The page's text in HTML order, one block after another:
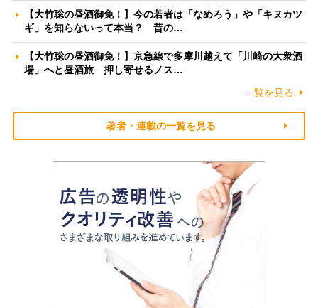
【大竹聡の昼酒御免！】今の若者は「なめろう」や「キヌカツ
ギ」を知らないって本当？ 昔の…
【大竹聡の昼酒御免！】京急線で多摩川越えて「川崎の大衆酒
場」へと昼酒旅 押し寄せるノス…
一覧を見る
著者・連載の一覧を見る